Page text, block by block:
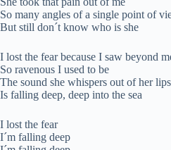
So many angles of a single point of
But still don´t know who is she
I lost the fear because I saw beyond
So ravenous I used to be
The sound she whispers out of her lips
Is falling deep, deep into the sea
I lost the fear
I´m falling deep